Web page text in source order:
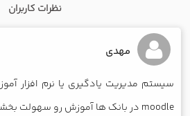
نظرات کاربران
مهدی
moodle در بانک ها آموزش رو سهولت بخشیده